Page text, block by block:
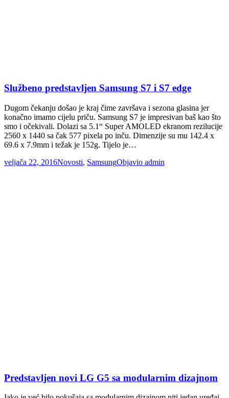
Službeno predstavljen Samsung S7 i S7 edge
Dugom čekanju došao je kraj čime završava i sezona glasina jer
konačno imamo cijelu priču. Samsung S7 je impresivan baš kao što
smo i očekivali. Dolazi sa 5.1“ Super AMOLED ekranom rezilucije
2560 x 1440 sa čak 577 pixela po inču. Dimenzije su mu 142.4 x
69.6 x 7.9mm i težak je 152g. Tijelo je…
veljača 22, 2016Novosti, SamsungObjavio admin
Predstavljen novi LG G5 sa modularnim dizajnom